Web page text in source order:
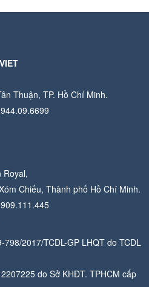
Thuận, TP. Hồ Chí Minh.
Royal,
Chiếu, Thành phố Hồ Chí Minh.
2017/TCDL-GP LHQT do TCDL
do Sở KHĐT. TPHCM cấp